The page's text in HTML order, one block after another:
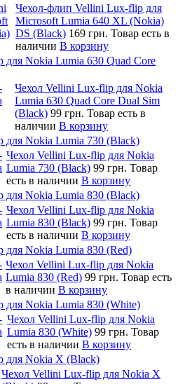
Чехол-флип Vellini Lux-flip для
Microsoft Lumia 640 XL (Nokia)
DS (Black) 169 грн. Товар есть в
наличии В корзину
Nokia Lumia 630 Quad Core
Чехол Vellini Lux-flip для Nokia
Lumia 630 Quad Core Dual Sim
(Black) 99 грн. Товар есть в
наличии В корзину
для Nokia Lumia 730 (Black)
Чехол Vellini Lux-flip для Nokia
Lumia 730 (Black) 99 грн. Товар
есть в наличии В корзину
для Nokia Lumia 830 (Black)
Чехол Vellini Lux-flip для Nokia
Lumia 830 (Black) 99 грн. Товар
есть в наличии В корзину
Nokia Lumia 830 (Red)
Чехол Vellini Lux-flip для Nokia
Lumia 830 (Red) 99 грн. Товар есть
в наличии В корзину
для Nokia Lumia 830 (White)
Чехол Vellini Lux-flip для Nokia
Lumia 830 (White) 99 грн. Товар
есть в наличии В корзину
для Nokia X (Black)
Чехол Vellini Lux-flip для Nokia X